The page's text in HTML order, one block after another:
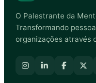
O Palestrante da
Transformando
organizações através